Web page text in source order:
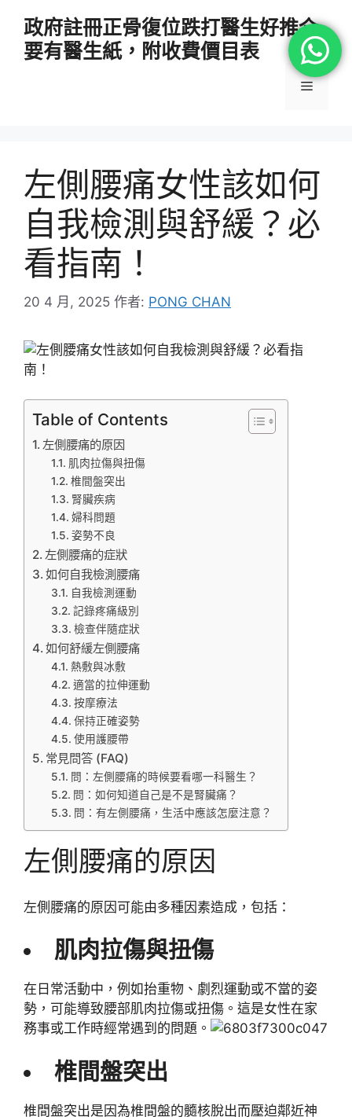
政府註冊正骨復位跌打醫生好推介
要有醫生紙，附收費價目表
選
左側腰痛女性該如何
自我檢測與舒緩？必
看指南！
20 4 月, 2025 作者: PONG CHAN
Table of Contents
左側腰痛的原因
肌肉拉傷與扭傷
椎間盤突出
腎臟疾病
婦科問題
姿勢不良
左側腰痛的症狀
如何自我檢測腰痛
自我檢測運動
記錄疼痛級別
檢查伴隨症狀
如何舒緩左側腰痛
熱敷與冰敷
適當的拉伸運動
按摩療法
保持正確姿勢
使用護腰帶
常見問答 (FAQ)
問：左側腰痛的時候要看哪一科醫生？
問：如何知道自己是不是腎臟痛？
問：有左側腰痛，生活中應該怎麼注意？
左側腰痛的原因
左側腰痛的原因可能由多種因素造成，包括：
肌肉拉傷與扭傷
在日常活動中，例如抬重物、劇烈運動或不當的姿
勢，可能導致腰部肌肉拉傷或扭傷。這是女性在家
務事或工作時經常遇到的問題。
椎間盤突出
椎間盤突出是因為椎間盤的髓核脫出而壓迫鄰近神